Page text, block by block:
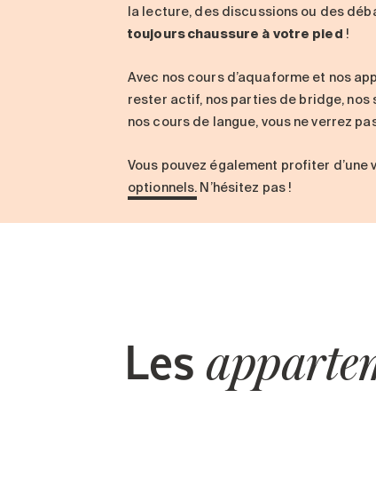
la lecture, des discussions ou des
toujours chaussure à votre pied !
Avec nos cours d’aquaforme et nos
rester actif, nos parties de bridge, nos
nos cours de langue, vous ne verrez
Vous pouvez également profiter d’une
optionnels. N’hésitez pas !
Les